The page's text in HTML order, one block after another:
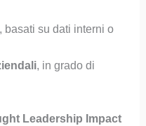
basati su dati interni o
, in grado di
Leadership Impact